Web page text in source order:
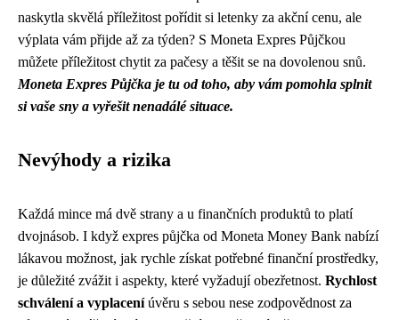
naskytla skvělá příležitost pořídit si letenky za akční cenu, ale
výplata vám přijde až za týden? S Moneta Expres Půjčkou
můžete příležitost chytit za pačesy a těšit se na dovolenou snů.
Moneta Expres Půjčka je tu od toho, aby vám pomohla splnit
si vaše sny a vyřešit nenadálé situace.
Nevýhody a rizika
Každá mince má dvě strany a u finančních produktů to platí
dvojnásob. I když expres půjčka od Moneta Money Bank nabízí
lákavou možnost, jak rychle získat potřebné finanční prostředky,
je důležité zvážit i aspekty, které vyžadují obezřetnost. Rychlost
schválení a vyplaceníúvěru s sebou nese zodpovědnost za